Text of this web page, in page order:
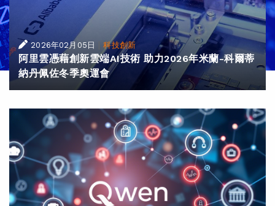
2026年02月05日 |科技創新
阿里雲憑藉創新雲端AI技術 助力2026年米蘭-科爾蒂
納丹佩佐冬季奧運會